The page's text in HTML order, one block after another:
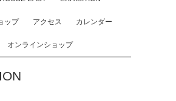
ップ アクセス カレンダー
オンラインショップ